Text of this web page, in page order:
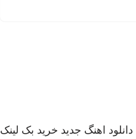
دانلود اهنگ جدید خرید بک لینک